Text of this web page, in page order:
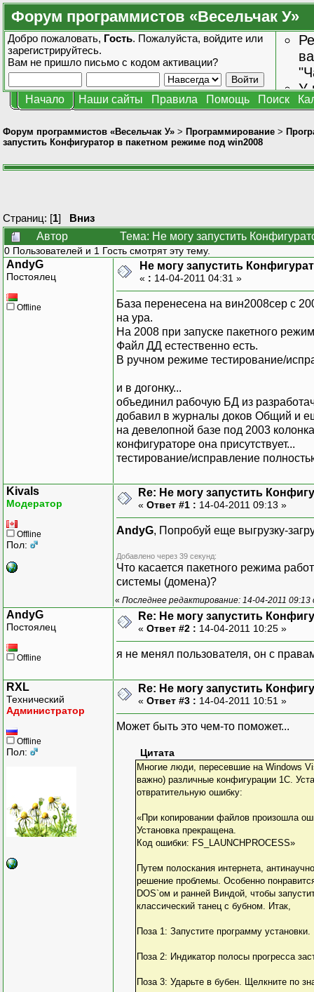
Форум программистов «Весельчак У»
Добро пожаловать, Гость. Пожалуйста, войдите или
зарегистрируйтесь.
Вам не пришло письмо с кодом активации?
У
Начало Наши сайты Правила Помощь Поиск
Форум программистов «Весельчак У» > Программирование >
запустить Конфигуратор в пакетном режиме под win2008
Страниц: [1] Вниз
Автор
Тема: Не могу запустить
0 Пользователей и 1 Гость смотрят эту тему.
AndyG
Постоялец
Offline
Не могу запустить
« : 14-04-2011 04:31 »
База перенесена на вин2008сер с
на ура.
На 2008 при запуске пакетного
Файл ДД естественно есть.
В ручном режиме тестирование/
и в догонку...
объединил рабочую БД из
добавил в журналы доков Общий и
на девелопной базе под 2003
конфигураторе она присутствует...
тестирование/исправление
Kivals
Модератор
Offline
Пол:
Re: Не могу запустить
« Ответ #1 : 14-04-2011 09:13 »
AndyG, Попробуй еще выгрузку-
Добавлено через 39 секунд:
Что касается пакетного режима
системы (домена)?
« Последнее редактирование: 14-04-2011 09:13
AndyG
Постоялец
Offline
Re: Не могу запустить
« Ответ #2 : 14-04-2011 10:25 »
я не менял пользователя, он с
RXL
Технический
Администратор
Offline
Пол:
Re: Не могу запустить
« Ответ #3 : 14-04-2011 10:51 »
Может быть это чем-то поможет...
Цитата
Многие люди, пересевшие на Windows
важно) различные конфигурации 1С.
отвратительную ошибку:
«При копировании файлов произошла
Установка прекращена.
Код ошибки: FS_LAUNCHPROCESS»
Путем полоскания интернета,
решение проблемы. Особенно
DOS`ом и ранней Виндой, чтобы
классический танец с бубном. Итак,
Поза 1: Запустите программу установки.
Поза 2: Индикатор полосы прогресса
Поза 3: Ударьте в бубен. Щелкните по